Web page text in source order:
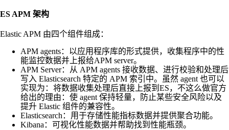
ES APM 架构
Elastic APM 由四个组件组成：
APM agents：以应用程序库的形式提供，收集程序中的性
能监控数据并上报给APM server。
APM Server：从 APM agents 接收数据、进行校验和处理后
写入 Elasticsearch 特定的 APM 索引中。虽然 agent 也可以
实现为：将数据收集处理后直接上报到ES，不这么做官方
给出的理由：使 agent 保持轻量，防止某些安全风险以及
提升 Elastic 组件的兼容性。
Elasticsearch：用于存储性能指标数据并提供聚合功能。
Kibana：可视化性能数据并帮助找到性能瓶颈。